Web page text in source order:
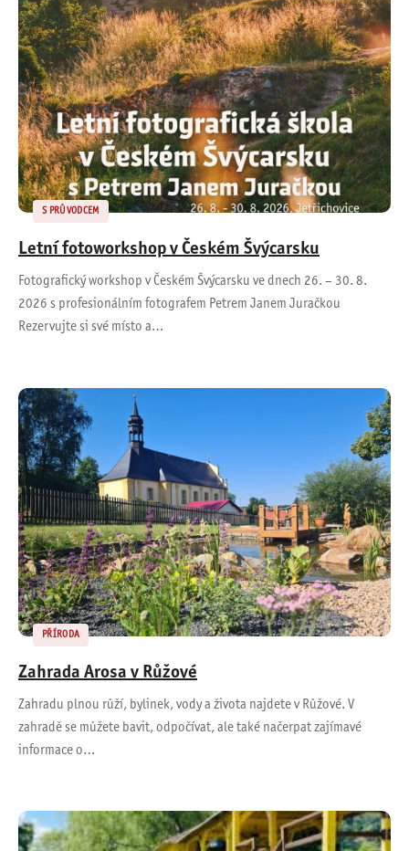
S PRŮVODCEM
Letní fotoworkshop v Českém Švýcarsku
Fotografický workshop v Českém Švýcarsku ve dnech 26. – 30. 8.
2026 s profesionálním fotografem Petrem Janem Juračkou
Rezervujte si své místo a…
PŘÍRODA
Zahrada Arosa v Růžové
Zahradu plnou růží, bylinek, vody a života najdete v Růžové. V
zahradě se můžete bavit, odpočívat, ale také načerpat zajímavé
informace o…